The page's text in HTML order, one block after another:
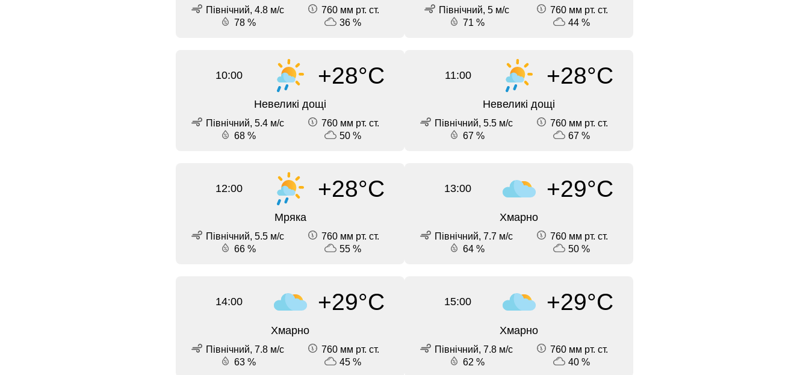
Північний, 4.8 м/с
760 мм рт. ст.
78 %
36 %
Північний, 5 м/с
760 мм рт. ст.
71 %
44 %
10:00 +28°C
Невеликі дощі
Північний, 5.4 м/с
760 мм рт. ст.
68 %
50 %
11:00 +28°C
Невеликі дощі
Північний, 5.5 м/с
760 мм рт. ст.
67 %
67 %
12:00 +28°C
Мряка
Північний, 5.5 м/с
760 мм рт. ст.
66 %
55 %
13:00 +29°C
Хмарно
Північний, 7.7 м/с
760 мм рт. ст.
64 %
50 %
14:00 +29°C
Хмарно
Північний, 7.8 м/с
760 мм рт. ст.
63 %
45 %
15:00 +29°C
Хмарно
Північний, 7.8 м/с
760 мм рт. ст.
62 %
40 %